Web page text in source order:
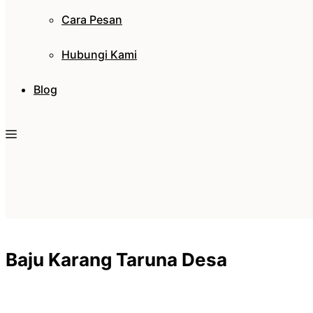
Cara Pesan
Hubungi Kami
Blog
Baju Karang Taruna Desa